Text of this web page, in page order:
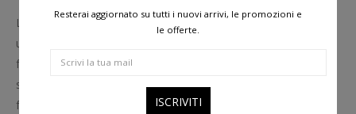
L’aspetto retrò dell’occhiale rotondo dona uno stile vintage e
urban a chi lo indossa. Gli occhiali tipici “anni ’70” giocano con
forme over ed intense che vanno a coprire gran parte del viso
senza perdere neanche un filo di eleganza. Adatti per chi ha
forme del viso angolari e lunghe. Occhiale nuovo, mai
Resterai aggiornato su tutti i nuovi arrivi, le promozioni e
le offerte.